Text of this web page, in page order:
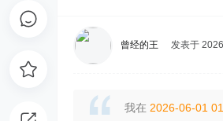
曾经的王 发表于
我在 2026-06-01